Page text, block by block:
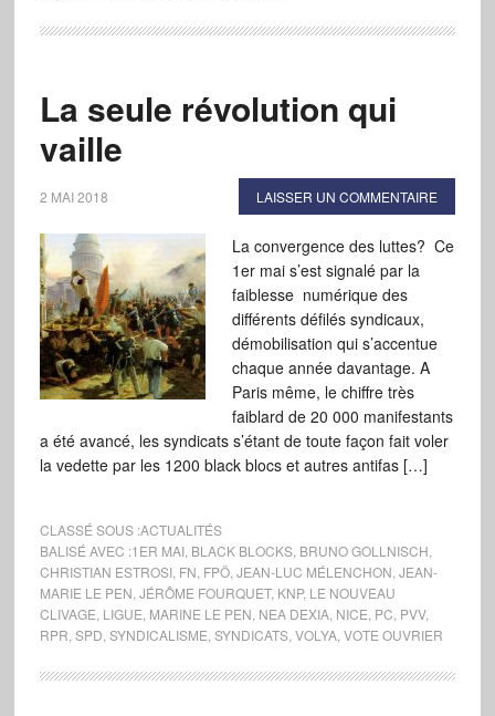
La seule révolution qui
vaille
2 MAI 2018 LAISSER UN COMMENTAIRE
La convergence des luttes? Ce
1er mai s’est signalé par la
faiblesse numérique des
différents défilés syndicaux,
démobilisation qui s’accentue
chaque année davantage. A
Paris même, le chiffre très
faiblard de 20 000 manifestants
a été avancé, les syndicats s’étant de toute façon fait voler
la vedette par les 1200 black blocs et autres antifas […]
CLASSÉ SOUS :ACTUALITÉS
BALISÉ AVEC :1ER MAI, BLACK BLOCKS, BRUNO GOLLNISCH
CHRISTIAN ESTROSI, FN FPÖ, JEAN-LUC MÉLENCHON JEAN-
MARIE LE PEN JÉRÔME FOURQUET, KNP, LE NOUVEAU
CLIVAGE LIGUE MARINE LE PEN NEA DEXIA, NICE PC PVV,
RPR SPD SYNDICALISME SYNDICATS, VOLYA, VOTE OUVRIER